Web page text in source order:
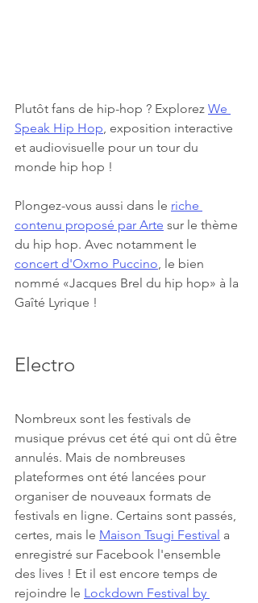
Plutôt fans de hip-hop ? Explorez We
Speak Hip Hop , exposition interactive
et audiovisuelle pour un tour du
monde hip hop !
Plongez-vous aussi dans le riche
contenu proposé par Arte sur le thème
du hip hop. Avec notamment le
concert d'Oxmo Puccino , le bien
nommé «Jacques Brel du hip hop» à la
Gaîté Lyrique !
Electro
Nombreux sont les festivals de
musique prévus cet été qui ont dû être
annulés. Mais de nombreuses
plateformes ont été lancées pour
organiser de nouveaux formats de
festivals en ligne. Certains sont passés,
certes, mais le Maison Tsugi Festival a
enregistré sur Facebook l'ensemble
des lives ! Et il est encore temps de
rejoindre le Lockdown Festival by